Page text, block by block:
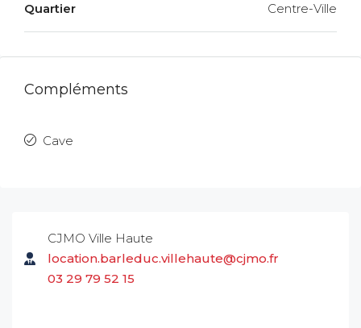
Quartier Centre-Ville
Compléments
Cave
CJMO Ville Haute
location.barleduc.villehaute@cjmo.fr
03 29 79 52 15